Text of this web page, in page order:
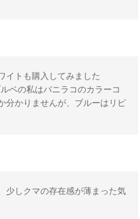
イトも購入してみました
ベの私はバニラコのカラーコ
分かりませんが、ブルーはリピ
少しクマの存在感が薄まった気